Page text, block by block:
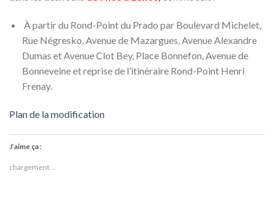
À partir du Rond-Point du Prado par Boulevard Michelet,
Rue Négresko, Avenue de Mazargues, Avenue Alexandre
Dumas et Avenue Clot Bey, Place Bonnefon, Avenue de
Bonneveine et reprise de l’itinéraire Rond-Point Henri
Frenay.
Plan de la modification
J’aime ça :
chargement…